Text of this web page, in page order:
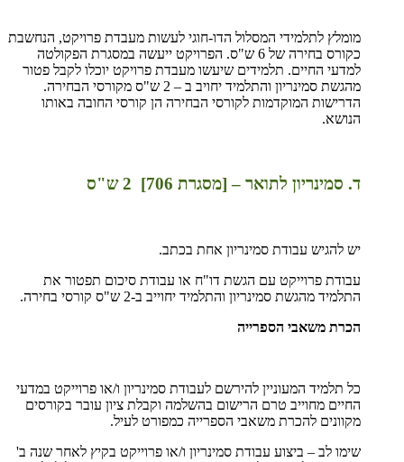
מומלץ לתלמידי המסלול הדו-חוגי לעשות מעבדת פרויקט, הנחשבת
כקורס בחירה של 6 ש"ס. הפרויקט ייעשה במסגרת הפקולטה
למדעי החיים. תלמידים שיעשו מעבדת פרויקט יוכלו לקבל פטור
מהגשת סמינריון והתלמיד יחויב ב – 2 ש"ס מקורסי הבחירה.
הדרישות המוקדמות לקורסי הבחירה הן קורסי החובה באותו
הנושא.
ד. סמינריון לתואר – [מסגרת 706] 2 ש"ס
יש להגיש עבודת סמינריון אחת בכתב.
עבודת פרוייקט עם הגשת דו"ח או עבודת סיכום תפטור את
התלמיד מהגשת סמינריון והתלמיד יחוייב ב-2 ש"ס קורסי בחירה.
הכרת משאבי הספרייה
כל תלמיד המעוניין להירשם לעבודת סמינריון ו/או פרוייקט במדעי
החיים מחוייב טרם הרישום בהשלמה וקבלת ציון עובר בקורסים
מקוונים להכרת משאבי הספרייה כמפורט לעיל.
שימו לב – ביצוע עבודת סמינריון ו/או פרוייקט בקיץ לאחר שנה ב'